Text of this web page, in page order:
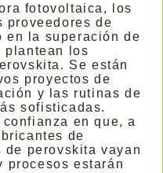
fotovoltaica, los
proveedores de
en la superación de
plantean los
Se están
proyectos de
y las rutinas de
sofisticadas.
en que, a
de
perovskita vayan
procesos estarán